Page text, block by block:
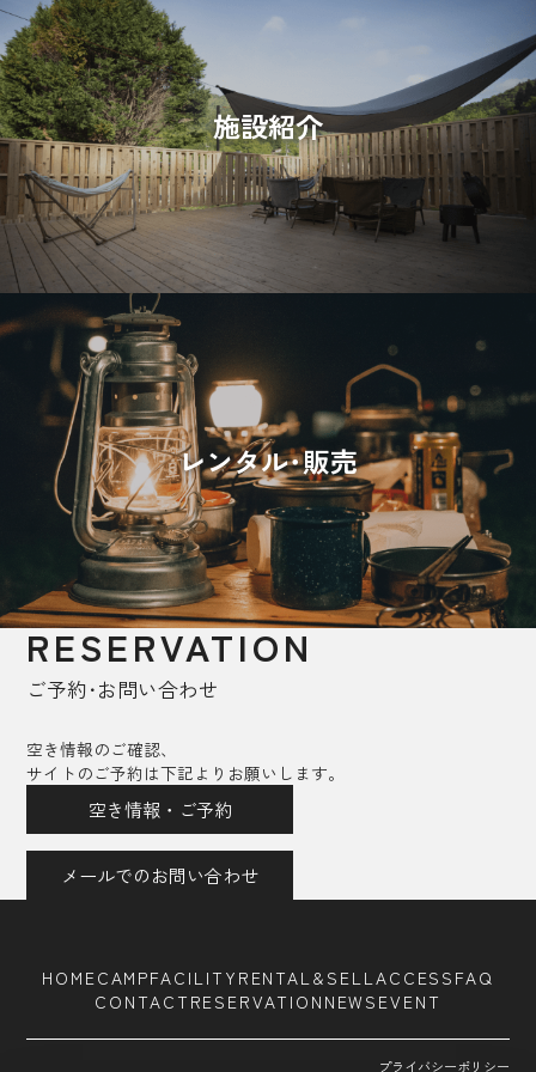
施設紹介
レンタル･販売
RESERVATION
ご予約･お問い合わせ
空き情報のご確認、
サイトのご予約は下記よりお願いします。
空き情報・ご予約
メールでのお問い合わせ
HOMECAMPFACILITY RENTAL&SELLACCESS FAQ
CONTACT RESERVATION NEWS EVENT
プライバシーポリシー